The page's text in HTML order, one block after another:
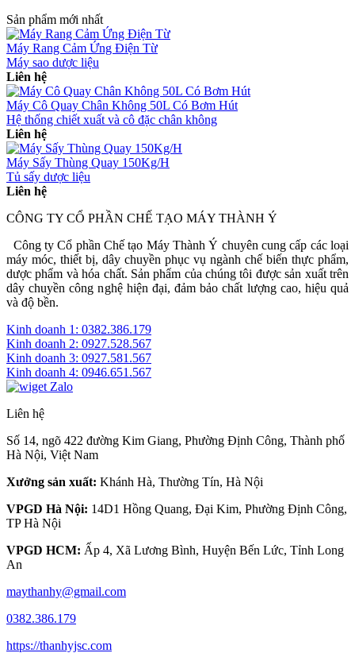
Sản phẩm mới nhất
Máy Rang Cảm Ứng Điện Từ
Máy sao dược liệu
Liên hệ
Máy Cô Quay Chân Không 50L Có Bơm Hút
Hệ thống chiết xuất và cô đặc chân không
Liên hệ
Máy Sấy Thùng Quay 150Kg/H
Tủ sấy dược liệu
Liên hệ
CÔNG TY CỔ PHẦN CHẾ TẠO MÁY THÀNH Ý
Công ty Cổ phần Chế tạo Máy Thành Ý chuyên cung cấp các loại
máy móc, thiết bị, dây chuyền phục vụ ngành chế biến thực phẩm,
dược phẩm và hóa chất. Sản phẩm của chúng tôi được sản xuất trên
dây chuyền công nghệ hiện đại, đảm bảo chất lượng cao, hiệu quả
và độ bền.
Kinh doanh 1: 0382.386.179
Kinh doanh 2: 0927.528.567
Kinh doanh 3: 0927.581.567
Kinh doanh 4: 0946.651.567
Liên hệ
Số 14, ngõ 422 đường Kim Giang, Phường Định Công, Thành phố
Hà Nội, Việt Nam
Xưởng sản xuất: Khánh Hà, Thường Tín, Hà Nội
VPGD Hà Nội: 14D1 Hồng Quang, Đại Kim, Phường Định Công,
TP Hà Nội
VPGD HCM: Ấp 4, Xã Lương Bình, Huyện Bến Lức, Tỉnh Long
An
maythanhy@gmail.com
0382.386.179
https://thanhyjsc.com